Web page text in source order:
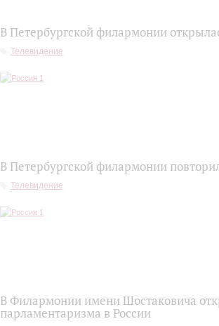
В Петербургской филармонии
Телевидение
В Петербургской филармонии
Телевидение
В Филармонии имени Шостаковича
парламентаризма в России